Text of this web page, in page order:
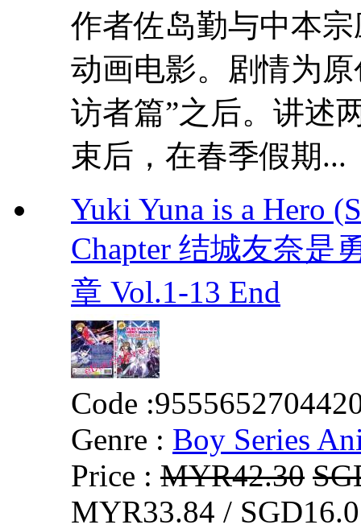
作者佐岛勤与中本
动画电影。剧情为
访者篇”之后。讲述
束后，在春季假期...
Yuki Yuna is a Hero
Chapter 结城友奈是
章 Vol.1-13 End
Code :
Genre : Boy Series
Price : MYR42.30
MYR33.84 /